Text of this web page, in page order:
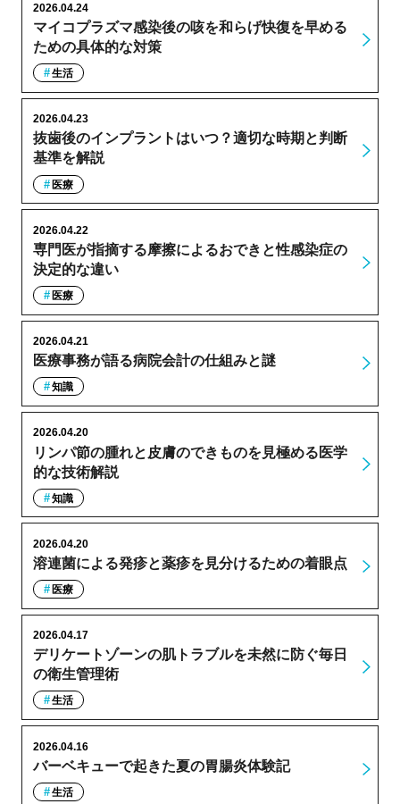
マイコプラズマ感染後の咳を和らげ快復を早める
ための具体的な対策
2026.04.24
生活
抜歯後のインプラントはいつ？適切な時期と判断
基準を解説
2026.04.23
医療
専門医が指摘する摩擦によるおできと性感染症の
決定的な違い
2026.04.22
医療
医療事務が語る病院会計の仕組みと謎
2026.04.21
知識
リンパ節の腫れと皮膚のできものを見極める医学
的な技術解説
2026.04.20
知識
溶連菌による発疹と薬疹を見分けるための着眼点
2026.04.20
医療
デリケートゾーンの肌トラブルを未然に防ぐ毎日
の衛生管理術
2026.04.17
生活
バーベキューで起きた夏の胃腸炎体験記
2026.04.16
生活